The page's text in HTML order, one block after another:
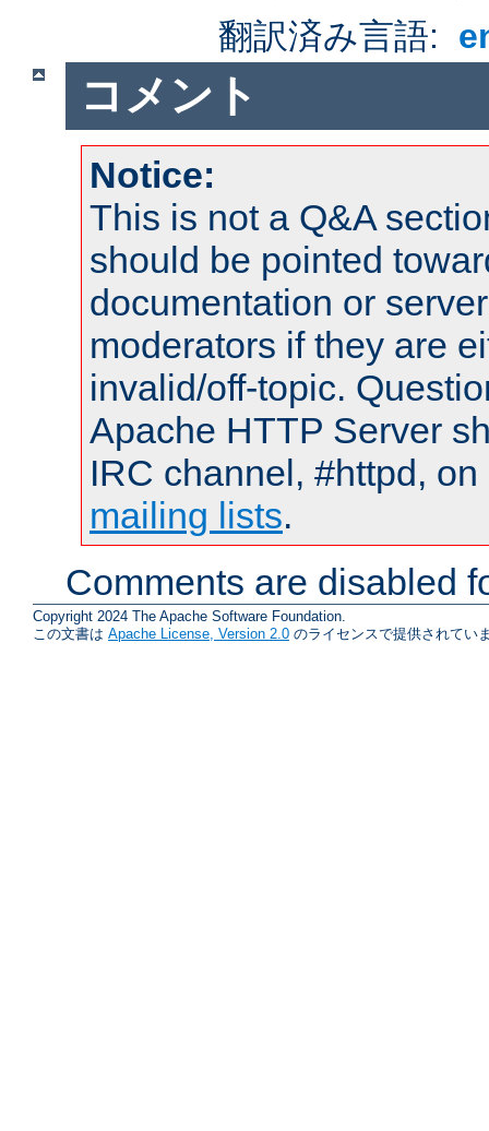
翻訳済み言語:
コメント
Notice:
This is not a Q&A
should be pointed
documentation or
moderators if they are
invalid/off-topic.
Apache HTTP Server
IRC channel, #httpd,
mailing lists.
Comments are disabled
Copyright 2024 The Apache Software Foundation.
この文書は Apache License, Version 2.0 のライセンスで提供されてい